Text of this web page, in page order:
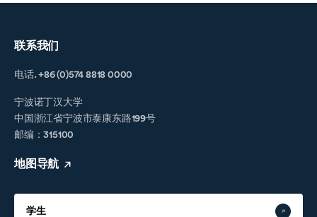
联系我们
电话. +86 (0)574 8818 0000
宁波诺丁汉大学
中国浙江省宁波市泰康东路199号
邮编：315100
地图导航
学生